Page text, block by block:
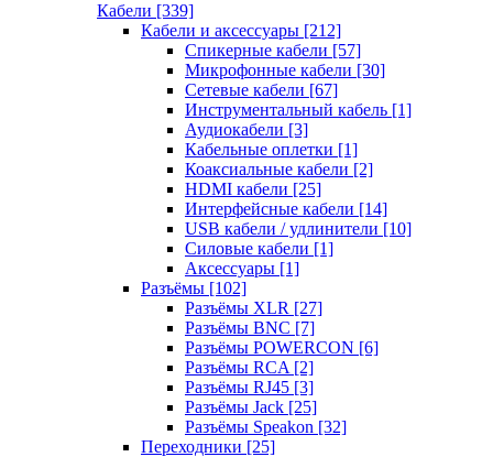
Кабели [339]
Кабели и аксессуары [212]
Спикерные кабели [57]
Микрофонные кабели [30]
Сетевые кабели [67]
Инструментальный кабель [1]
Аудиокабели [3]
Кабельные оплетки [1]
Коаксиальные кабели [2]
HDMI кабели [25]
Интерфейсные кабели [14]
USB кабели / удлинители [10]
Силовые кабели [1]
Аксессуары [1]
Разъёмы [102]
Разъёмы XLR [27]
Разъёмы BNC [7]
Разъёмы POWERCON [6]
Разъёмы RCA [2]
Разъёмы RJ45 [3]
Разъёмы Jack [25]
Разъёмы Speakon [32]
Переходники [25]